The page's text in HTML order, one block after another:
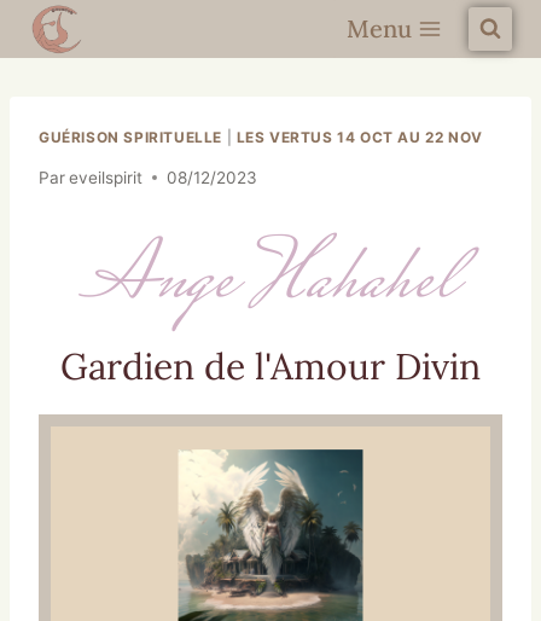
Menu
GUÉRISON SPIRITUELLE LES VERTUS 14 OCT AU 22 NOV
Pareveilspirit 08/12/2023
Ange Hahahel
Gardien de l'Amour Divin